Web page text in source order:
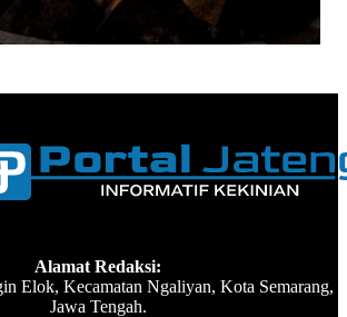
Alamat Redaksi:
Elok, Kecamatan Ngaliyan, Kota Semarang,
Jawa Tengah.